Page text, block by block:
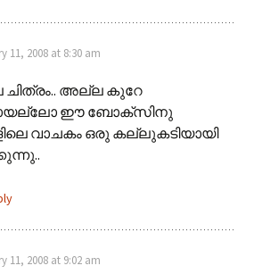
11, 2008 at 8:30 am
അല്ല കുറേ
ഈ ബോക്സിനു
വാചകം ഒരു കല്ലുകടിയായി
11, 2008 at 9:02 am